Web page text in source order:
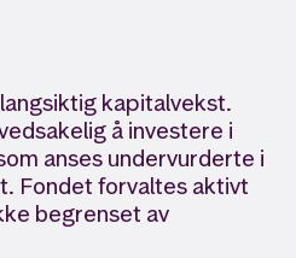
kapitalvekst.
å investere i
anses undervurderte i
Fondet forvaltes aktivt
begrenset av